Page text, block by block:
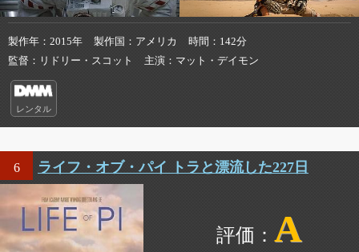
製作年 2015年 製作国 アメリカ 時間
142分
監督
リドリー・スコット 主演 マット・デイモン
レンタル
6 ライフ・オブ・パイ トラと漂流した227日
A